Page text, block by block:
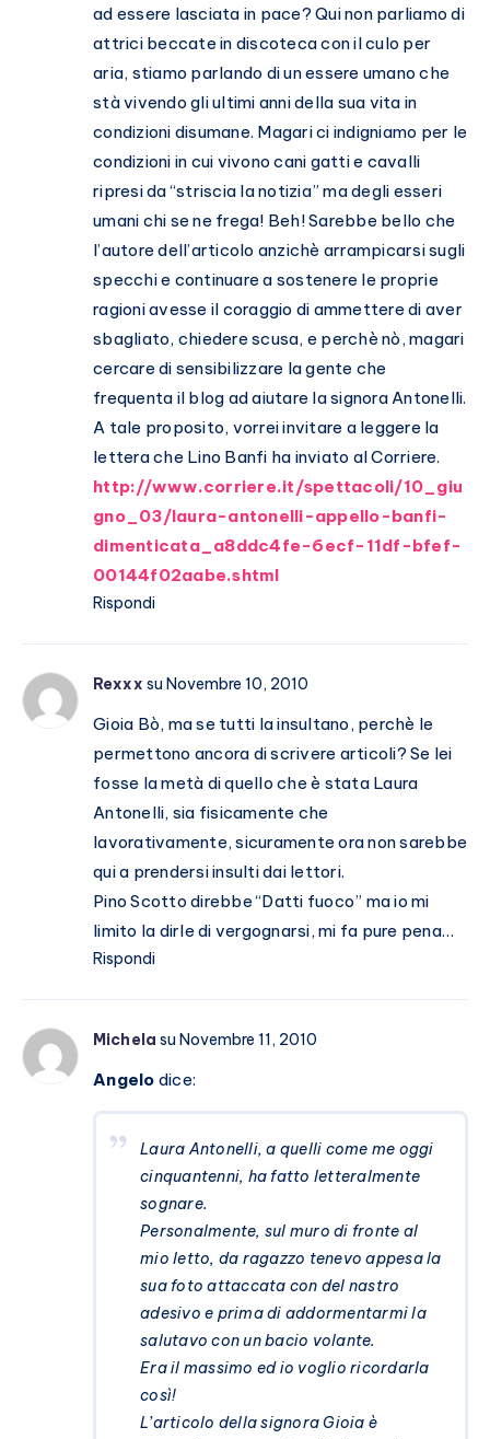
ad essere lasciata in pace? Qui non parliamo di
attrici beccate in discoteca con il culo per
aria, stiamo parlando di un essere umano che
stà vivendo gli ultimi anni della sua vita in
condizioni disumane. Magari ci indigniamo per le
condizioni in cui vivono cani gatti e cavalli
ripresi da “striscia la notizia” ma degli esseri
umani chi se ne frega! Beh! Sarebbe bello che
l’autore dell’articolo anzichè arrampicarsi sugli
specchi e continuare a sostenere le proprie
ragioni avesse il coraggio di ammettere di aver
sbagliato, chiedere scusa, e perchè nò, magari
cercare di sensibilizzare la gente che
frequenta il blog ad aiutare la signora Antonelli.
A tale proposito, vorrei invitare a leggere la
lettera che Lino Banfi ha inviato al Corriere.
http://www.corriere.it/spettacoli/10_giu
gno_03/laura-antonelli-appello-banfi-
dimenticata_a8ddc4fe-6ecf-11df-bfef-
00144f02aabe.shtml
Rispondi
Rexxx su Novembre 10, 2010
Gioia Bò, ma se tutti la insultano, perchè le
permettono ancora di scrivere articoli? Se lei
fosse la metà di quello che è stata Laura
Antonelli, sia fisicamente che
lavorativamente, sicuramente ora non sarebbe
qui a prendersi insulti dai lettori.
Pino Scotto direbbe “Datti fuoco” ma io mi
limito la dirle di vergognarsi, mi fa pure pena…
Rispondi
Michela su Novembre 11, 2010
Angelo dice:
Laura Antonelli, a quelli come me oggi
cinquantenni, ha fatto letteralmente
sognare.
Personalmente, sul muro di fronte al
mio letto, da ragazzo tenevo appesa la
sua foto attaccata con del nastro
adesivo e prima di addormentarmi la
salutavo con un bacio volante.
Era il massimo ed io voglio ricordarla
così!
L’articolo della signora Gioia è